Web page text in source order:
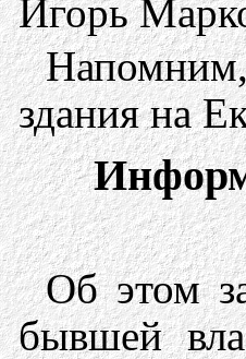
Игорь
здания на
Об этом
бывшей